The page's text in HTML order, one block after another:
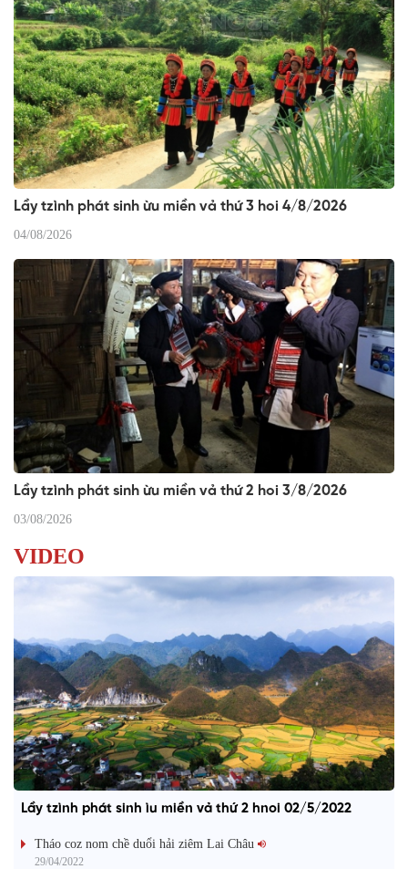
Lầy tzình phát sinh ừu miền vả thứ 3 hoi 4/8/2026
04/08/2026
Lầy tzình phát sinh ừu miền vả thứ 2 hoi 3/8/2026
03/08/2026
VIDEO
Lầy tzình phát sinh ìu miền vả thứ 2 hnoi 02/5/2022
Tháo coz nom chề duổi hải ziêm Lai Châu
29/04/2022